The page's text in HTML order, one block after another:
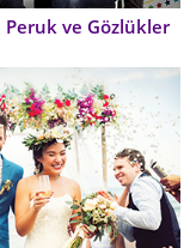
Peruk ve Gözlükler